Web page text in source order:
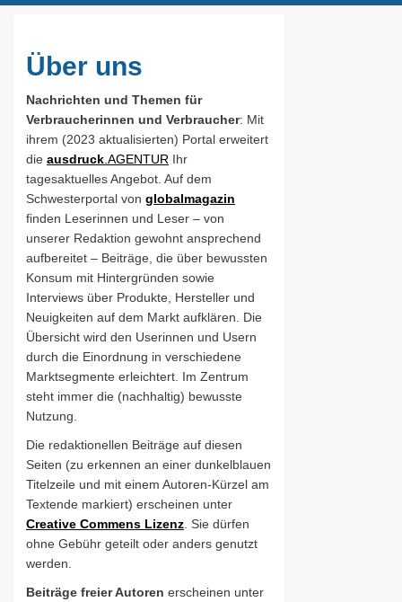
Über uns
Nachrichten und Themen für
Verbraucherinnen und Verbraucher: Mit
ihrem (2023 aktualisierten) Portal erweitert
die ausdruck .AGENTUR Ihr
tagesaktuelles Angebot. Auf dem
Schwesterportal von globalmagazin
finden Leserinnen und Leser – von
unserer Redaktion gewohnt ansprechend
aufbereitet – Beiträge, die über bewussten
Konsum mit Hintergründen sowie
Interviews über Produkte, Hersteller und
Neuigkeiten auf dem Markt aufklären. Die
Übersicht wird den Userinnen und Usern
durch die Einordnung in verschiedene
Marktsegmente erleichtert. Im Zentrum
steht immer die (nachhaltig) bewusste
Nutzung.
Die redaktionellen Beiträge auf diesen
Seiten (zu erkennen an einer dunkelblauen
Titelzeile und mit einem Autoren-Kürzel am
Textende markiert) erscheinen unter
Creative Commens Lizenz . Sie dürfen
ohne Gebühr geteilt oder anders genutzt
werden.
Beiträge freier Autoren erscheinen unter